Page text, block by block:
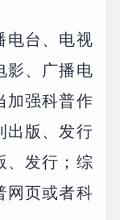
电台、电视
影、广播电
加强科普作
出版、发行
、发行；综
网页或者科